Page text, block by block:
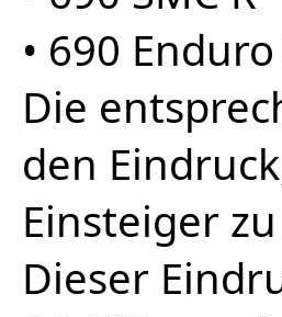
• 690 Enduro
Die
den
Einsteiger
Dieser